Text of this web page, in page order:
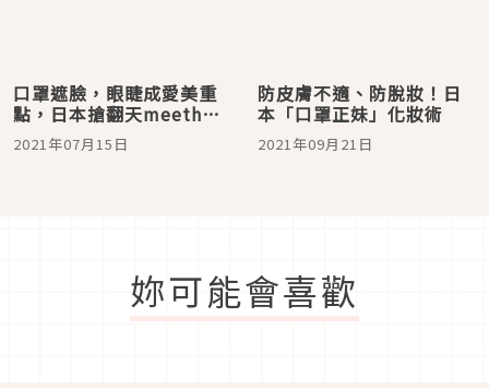
口罩遮臉，眼睫成愛美重
點，日本搶翻天meeth零
暗沉睫毛修護液，台灣7月
期間限定販售！
2021年07月15日
防皮膚不適、防脫妝！日
本「口罩正妹」化妝術
2021年09月21日
妳可能會喜歡